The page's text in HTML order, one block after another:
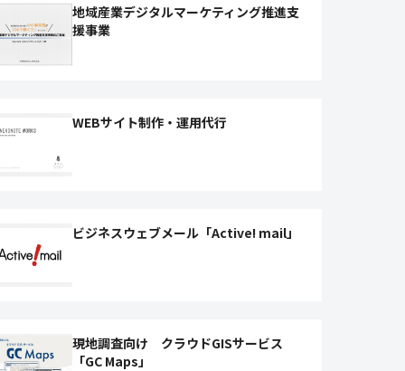
地域産業デジタルマーケティング推進支
援事業
WEBサイト制作・運用代行
ビジネスウェブメール「Active! mail」
現地調査向け クラウドGISサービス
「GC Maps」